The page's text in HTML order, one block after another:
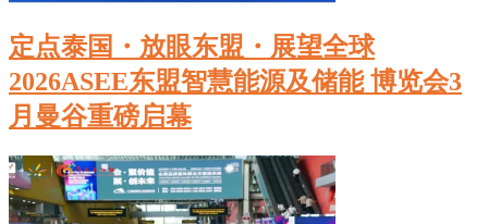
定点泰国・放眼东盟・展望全球
2026ASEE东盟智慧能源及储能 博览会3
月曼谷重磅启幕